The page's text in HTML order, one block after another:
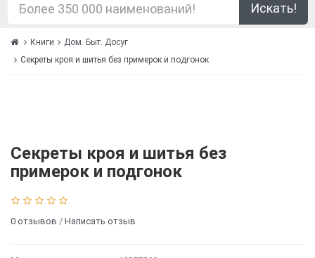
Искать!
Книги
Дом. Быт. Досуг
Секреты кроя и шитья без примерок и подгонок
Секреты кроя и шитья без
примерок и подгонок
0 отзывов / Написать отзыв